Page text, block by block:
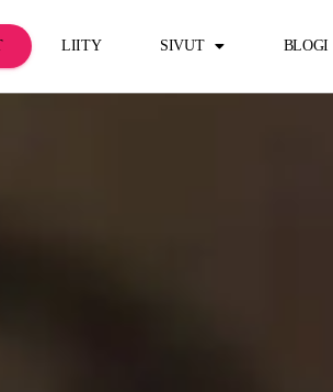
LIITY SIVUT BLOGI